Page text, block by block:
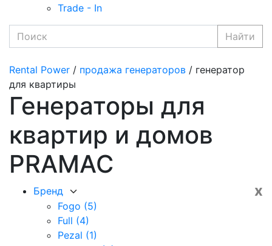
Trade - In
Найти
Rental Power / продажа генераторов / генератор
для квартиры
Генераторы для
квартир и домов
PRAMAC
x
Бренд
Fogo (5)
Full (4)
Pezal (1)